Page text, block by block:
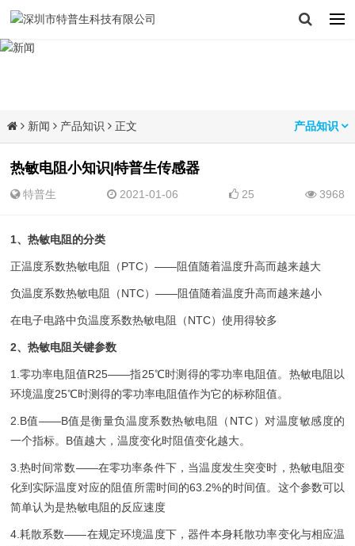
新闻 产品知识 正文 产品知识
热敏电阻小知识|特普生传感器
特普生 2021-01-06 25 3968
1、热敏电阻的分类
正温度系数热敏电阻（PTC）——阻值随着温度升高而越来越大
负温度系数热敏电阻（NTC）——阻值随着温度升高而越来越小
在电子电路中负温度系数热敏电阻（NTC）使用得较多
2、热敏电阻关键参数
1.零功率电阻值R25——指25℃时测得的零功率电阻值。热敏电阻以
环境温度25℃时测得的零功率电阻值作为它的标称阻值。
2.B值——B值是衡量负温度系数热敏电阻（NTC）对温度敏感度的
一个指标。B值越大，温度变化时阻值变化越大。
3.热时间常数——在零功率条件下，当温度发生突变时，热敏电阻变
化到实际温度对应的阻值所需时间的63.2%的时间值。这个参数可以
简单认为是热敏电阻的反应速度
4.耗散系数——在规定环境温度下，器件本身耗散功率变化与相应温